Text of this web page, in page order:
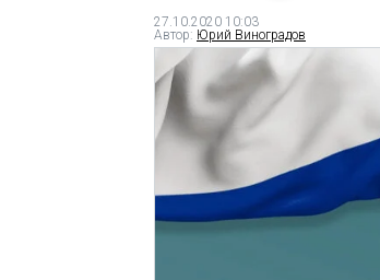
27.10.2020 10:03
Автор: Юрий Виноградов